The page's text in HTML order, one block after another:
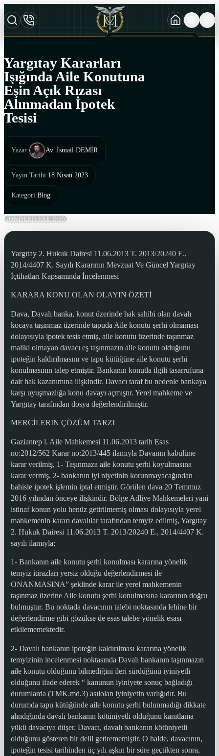
ENGLISH
Yargıtay Kararları
Işığında Aile Konutuna
Eşin Açık Rızası
Alınmadan İpotek
Tesisi
Yazar: Av. İsmail DEMİR
Yayın Tarihi:18 Nisan 2023
Kategori:Blog
GÖNDERİLERE DÖN
Yargıtay 2. Hukuk Dairesi 11.06.2013 T. 2013/20240 E.,
2014/4407 K. Sayılı Kararının Mevzuat Ve Güncel Yargıtay
İçtihatları Kapsamında İncelenmesi
KARARA KONU OLAN OLAYIN ÖZETİ
Dava, Davalı banka, konut üzerinde hak sahibi olan davalı
kocaya taşınmaz üzerinde tapuda Aile konutu şerhi olmaması
dolayısıyla ipotek tesis etmiş, aile konutu üzerinde taşınmaz
maliki olmayan davacı eş taşınmazın aile konutu olduğunu
ipoteğin kaldırılmasını ve tapu kütüğüne aile konutu şerhi
konulmasının talep etmiştir. Bankanın konutla ilgili tasarrufuna
dair hak kazanımına ilişkindir. Davacı taraf bu nedenle bankaya
karşı uyuşmazlığa konu davayı açmıştır. Yerel mahkeme ve
Yargıtay tarafından dosya değerlendirilmiştir.
MERCİLERİN ÇÖZÜM TARZI
Gaziantep l. Aile Mahkemesi 11.06.2013 tarih Esas
no:2012/562 Karar no:2013/445 ilamıyla Davanın kabulüne
karar verilmiş, 1- Taşınmaza aile konutu şerhi koyulmasına
karar vermiş, 2- bankanın iyi niyetinin korunmayacağından
bahisle ipotek işlemin iptal etmiştir. Görülen dava 20 Temmuz
2016 yılından önceye ilişkindir. Bölge Adliye Mahkemeleri yani
istinaf konun yolu henüz getirilmemiş olması dolayısıyla yerel
mahkemenin kararı davalılar tarafından temyiz edilmiş, Yargıtay
2. Hukuk Dairesi 11.06.2013 T. 2013/20240 E., 2014/4407 K.
sayılı ilamıyla;
1- Bankanın aile konutu şerhi konulması kararına yönelik
temyiz itirazları yersiz olduğu değerlendirmesi ile
ONANMASINA” şeklinde karar ile yerel mahkemenin
taşınmaz üzerine Aile konutu şerhi konulmasına kararının doğru
bulmuştur. Bu noktada davacının talebi noktasında lehine bir
değerlendirme gibi gözükse de esas talebe yönelik esası
etkilememektedir.
2- Davalı bankanın ipoteğin kaldırılması kararına yönelik
temyizinin incelenmesi noktasında Davalı bankanın taşınmazın
aile konutu olduğunu bilmediğini ileri sürdüğünü iyiniyetli
olduğunu ifade ederek “ kanunun iyiniyete sonuç bağladığı
durumlarda (TMK.md.3) asılolan iyiniyetin varlığıdır. Bu
durumda tapu kütüğünde aile konutu şerhi bulunmadığı dikkate
alındığında davalı bankanın kötüniyetli olduğunu kanıtlama
yükü davacıya düşer. Davacı, davalı bankanın kötüniyetli
olduğunu gösteren bir delil getirememiştir. O halde, davacının,
ipoteğin tesisi tarihinden üç yılı aşkın bir süre geçtikten sonra,